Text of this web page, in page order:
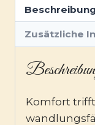
Beschreibung
Zusätzliche
Komfort trifft